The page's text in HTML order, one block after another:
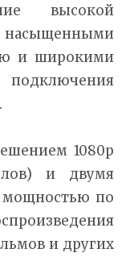
высокой
насыщенными
и широкими
1080р
и двумя
по
и других